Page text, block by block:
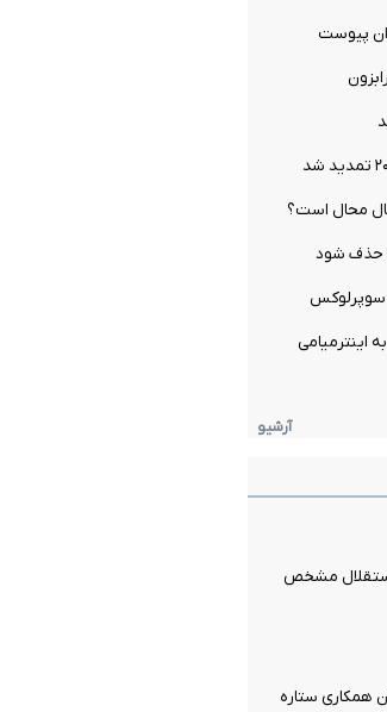
پیوست
محال است؟
سوپرلوکس
اینترمیامی
آرشیو
مشخص
همکاری ستاره